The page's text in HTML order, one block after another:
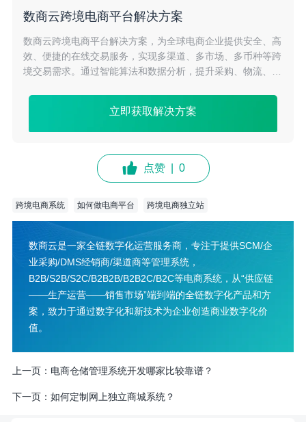
数商云跨境电商平台解决方案
数商云跨境电商平台解决方案，为全球电商企业提供安全、高
效、便捷的在线交易服务，实现多渠道、多市场、多币种等跨
境交易需求。通过智能算法和数据分析，提升采购、物流、支
立即获取解决方案
点赞 0
跨境电商系统 如何做电商平台 跨境电商独立站
数商云是一家全链数字化运营服务商，专注于提供SCM/企
业采购/DMS经销商/渠道商等管理系统，
B2B/S2B/S2C/B2B2B/B2B2C/B2C等电商系统，从“供应链
——生产运营——销售市场”端到端的全链数字化产品和方
案，致力于通过数字化和新技术为企业创造商业数字化价
值。
上一页： 电商仓储管理系统开发哪家比较靠谱？
下一页： 如何定制网上独立商城系统？